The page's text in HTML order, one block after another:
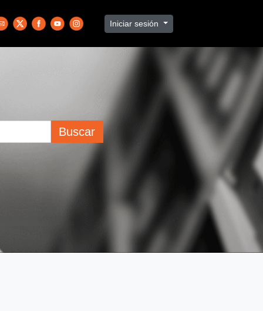
Iniciar sesión
Buscar